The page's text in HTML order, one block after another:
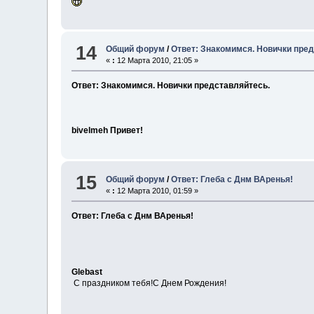
14 Общий форум /Ответ: Знакомимся. Новички
« : 12 Марта 2010, 21:05 »
Ответ: Знакомимся. Новички представляйтесь.
bivelmeh Привет!
15 Общий форум /Ответ: Глеба с Днм ВАренья!
« : 12 Марта 2010, 01:59 »
Ответ: Глеба с Днм ВАренья!
Glebast
С праздником тебя!С Днем Рождения!